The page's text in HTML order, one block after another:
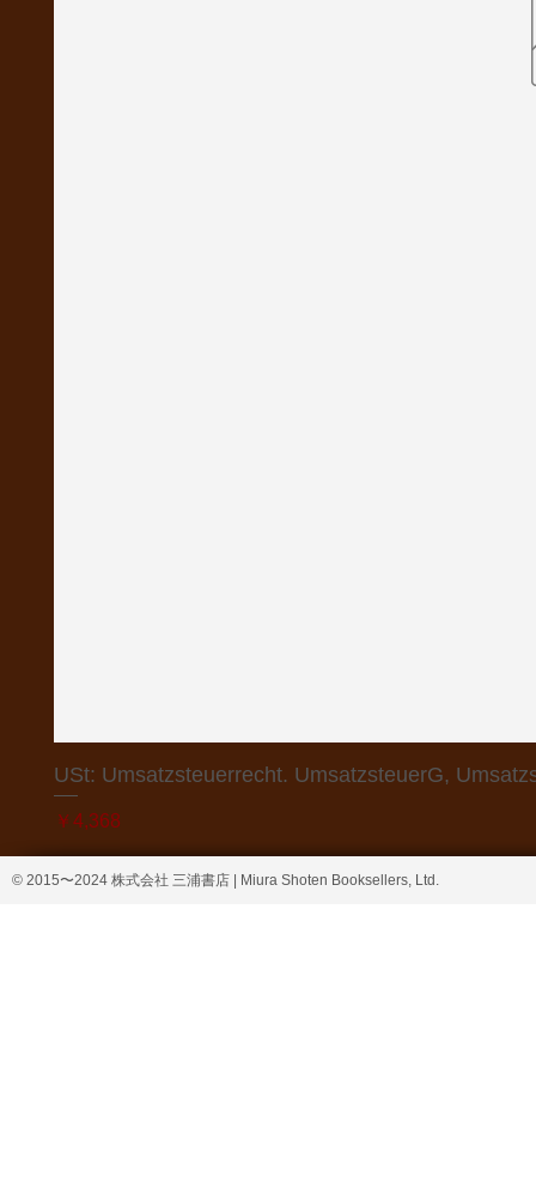
USt: Umsatzsteuerrecht. UmsatzsteuerG,
価格
￥4,368
© 2015〜2024 株式会社 三浦書店 | Miura Shoten Booksellers, Ltd.